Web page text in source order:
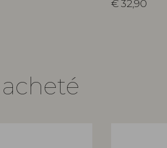
€ 32,90